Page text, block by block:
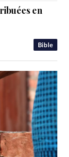
Bible
en